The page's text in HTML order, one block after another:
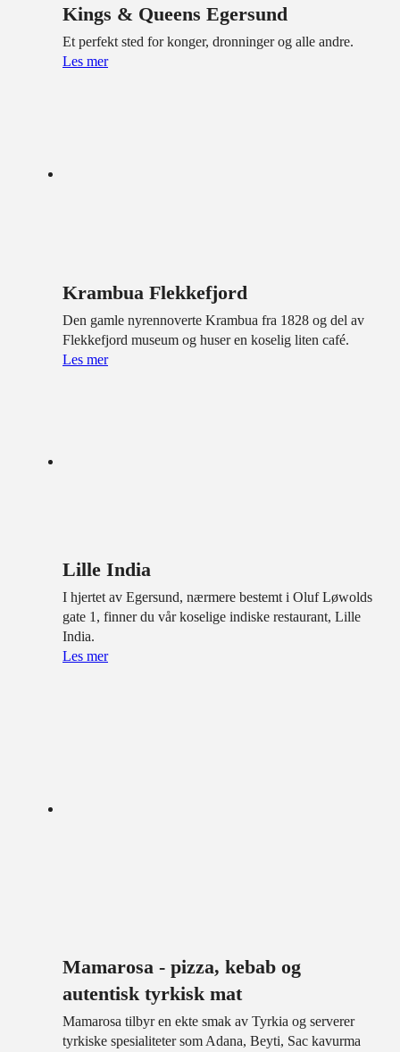
Kings & Queens Egersund
Et perfekt sted for konger, dronninger og alle andre.
Les mer
Krambua Flekkefjord
Den gamle nyrennoverte Krambua fra 1828 og del av
Flekkefjord museum og huser en koselig liten café.
Les mer
Lille India
I hjertet av Egersund, nærmere bestemt i Oluf Løwolds
gate 1, finner du vår koselige indiske restaurant, Lille
India.
Les mer
Mamarosa - pizza, kebab og
autentisk tyrkisk mat
Mamarosa tilbyr en ekte smak av Tyrkia og serverer
tyrkiske spesialiteter som Adana, Beyti, Sac kavurma